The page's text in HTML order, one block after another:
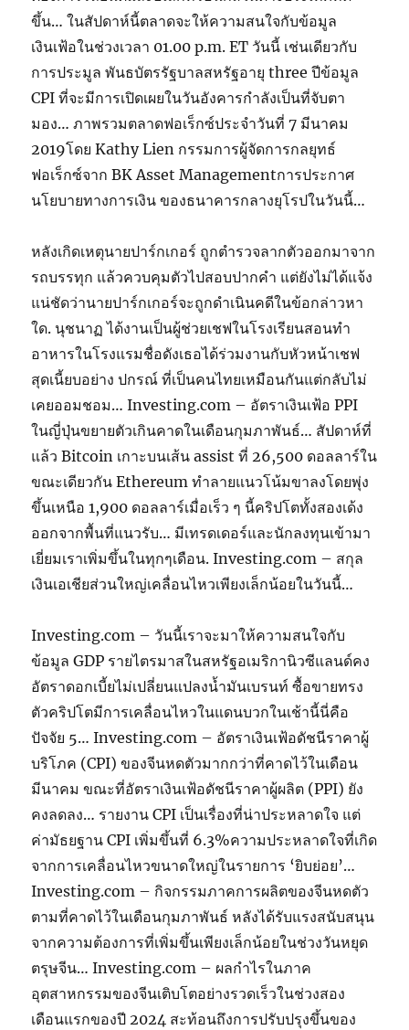
ขึ้น… ในสัปดาห์นี้ตลาดจะให้ความสนใจกับข้อมูล
เงินเฟ้อในช่วงเวลา 01.00 p.m. ET วันนี้ เช่นเดียวกับ
การประมูล พันธบัตรรัฐบาลสหรัฐอายุ three ปีข้อมูล
CPI ที่จะมีการเปิดเผยในวันอังคารกำลังเป็นที่จับตา
มอง… ภาพรวมตลาดฟอเร็กซ์ประจำวันที่ 7 มีนาคม
2019โดย Kathy Lien กรรมการผู้จัดการกลยุทธ์
ฟอเร็กซ์จาก BK Asset Managementการประกาศ
นโยบายทางการเงิน ของธนาคารกลางยุโรปในวันนี้…
หลังเกิดเหตุนายปาร์กเกอร์ ถูกตำรวจลากตัวออกมาจาก
รถบรรทุก แล้วควบคุมตัวไปสอบปากคำ แต่ยังไม่ได้แจ้ง
แน่ชัดว่านายปาร์กเกอร์จะถูกดำเนินคดีในข้อกล่าวหา
ใด. นุชนาฏ ได้งานเป็นผู้ช่วยเชฟในโรงเรียนสอนทํา
อาหารในโรงแรมชื่อดังเธอได้ร่วมงานกับหัวหน้าเชฟ
สุดเนี้ยบอย่าง ปกรณ์ ที่เป็นคนไทยเหมือนกันแต่กลับไม่
เคยออมชอม… Investing.com – อัตราเงินเฟ้อ PPI
ในญี่ปุ่นขยายตัวเกินคาดในเดือนกุมภาพันธ์… สัปดาห์ที่
แล้ว Bitcoin เกาะบนเส้น assist ที่ 26,500 ดอลลาร์ใน
ขณะเดียวกัน Ethereum ทำลายแนวโน้มขาลงโดยพุ่ง
ขึ้นเหนือ 1,900 ดอลลาร์เมื่อเร็ว ๆ นี้คริปโตทั้งสองเด้ง
ออกจากพื้นที่แนวรับ… มีเทรดเดอร์และนักลงทุนเข้ามา
เยี่ยมเราเพิ่มขึ้นในทุกๆเดือน. Investing.com – สกุล
เงินเอเชียส่วนใหญ่เคลื่อนไหวเพียงเล็กน้อยในวันนี้…
Investing.com – วันนี้เราจะมาให้ความสนใจกับ
ข้อมูล GDP รายไตรมาสในสหรัฐอเมริกานิวซีแลนด์คง
อัตราดอกเบี้ยไม่เปลี่ยนแปลงน้ำมันเบรนท์ ซื้อขายทรง
ตัวคริปโตมีการเคลื่อนไหวในแดนบวกในเช้านี้นี่คือ
ปัจจัย 5… Investing.com – อัตราเงินเฟ้อดัชนีราคาผู้
บริโภค (CPI) ของจีนหดตัวมากกว่าที่คาดไว้ในเดือน
มีนาคม ขณะที่อัตราเงินเฟ้อดัชนีราคาผู้ผลิต (PPI) ยัง
คงลดลง… รายงาน CPI เป็นเรื่องที่น่าประหลาดใจ แต่
ค่ามัธยฐาน CPI เพิ่มขึ้นที่ 6.3%ความประหลาดใจที่เกิด
จากการเคลื่อนไหวขนาดใหญ่ในรายการ ‘ยิบย่อย’…
Investing.com – กิจกรรมภาคการผลิตของจีนหดตัว
ตามที่คาดไว้ในเดือนกุมภาพันธ์ หลังได้รับแรงสนับสนุน
จากความต้องการที่เพิ่มขึ้นเพียงเล็กน้อยในช่วงวันหยุด
ตรุษจีน… Investing.com – ผลกำไรในภาค
อุตสาหกรรมของจีนเติบโตอย่างรวดเร็วในช่วงสอง
เดือนแรกของปี 2024 สะท้อนถึงการปรับปรุงขึ้นของ